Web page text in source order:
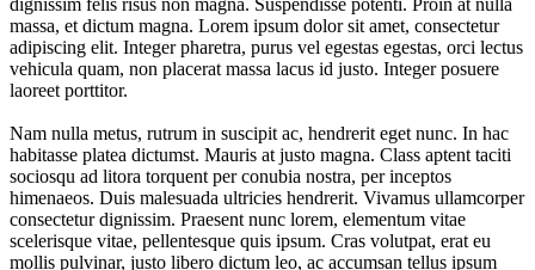
massa, et dictum magna. Lorem ipsum dolor sit amet, consectetur
adipiscing elit. Integer pharetra, purus vel egestas egestas, orci lectus
vehicula quam, non placerat massa lacus id justo. Integer posuere
laoreet porttitor.
Nam nulla metus, rutrum in suscipit ac, hendrerit eget nunc. In hac
habitasse platea dictumst. Mauris at justo magna. Class aptent taciti
sociosqu ad litora torquent per conubia nostra, per inceptos
himenaeos. Duis malesuada ultricies hendrerit. Vivamus ullamcorper
consectetur dignissim. Praesent nunc lorem, elementum vitae
scelerisque vitae, pellentesque quis ipsum. Cras volutpat, erat eu
mollis pulvinar, justo libero dictum leo, ac accumsan tellus ipsum